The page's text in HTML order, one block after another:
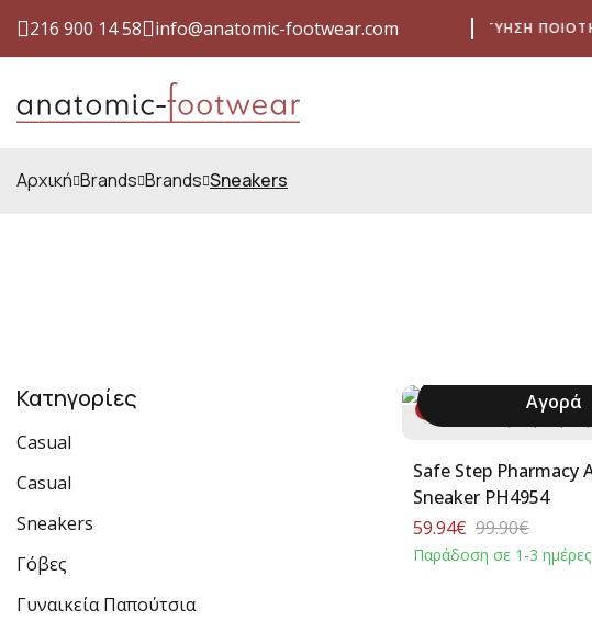
216 900 14 58 info@anatomic-footwear.com
ΈΞΟΔΑ ΑΠΟΣΤΟΛΉΣ ΜΕ ΜΌΝΟ 4,00 € ΕΓΓΎΗΣΗ ΠΟΙΌΤΗΤΑΣ
Αρχική Brands Brands Sneakers
Κατηγορίες
Casual
Casual
Sneakers
Γόβες
Γυναικεία Παπούτσια
Αγορά
Safe Step Pharmacy Ανατομικό
Sneaker PH4954
59.94€ 99.90€
Παράδοση σε 1-3 ημέρες